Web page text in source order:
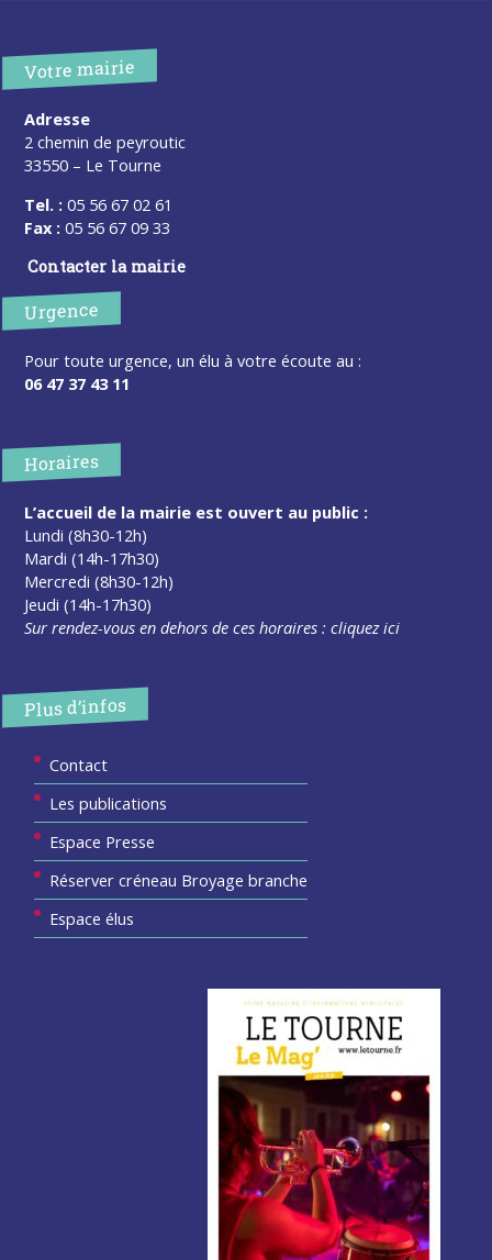
Votre mairie
Adresse
2 chemin de peyroutic
33550 – Le Tourne
Tel. : 05 56 67 02 61
Fax : 05 56 67 09 33
Contacter la mairie
Urgence
Pour toute urgence, un élu à votre écoute au :
06 47 37 43 11
Horaires
L’accueil de la mairie est ouvert au public :
Lundi (8h30-12h)
Mardi (14h-17h30)
Mercredi (8h30-12h)
Jeudi (14h-17h30)
Sur rendez-vous en dehors de ces horaires :cliquez ici
Plus d’infos
Contact
Les publications
Espace Presse
Réserver créneau Broyage branche
Espace élus